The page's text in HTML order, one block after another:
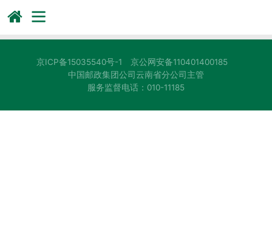
京ICP备15035540号-1 京公网安备110401400185
中国邮政集团公司云南省分公司主管
服务监督电话：010-11185